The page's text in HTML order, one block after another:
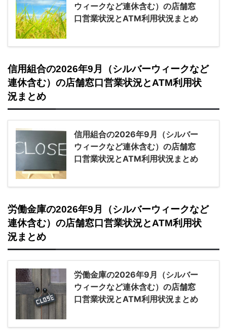
ウィークなど連休含む）の店舗窓
口営業状況とATM利用状況まとめ
信用組合の2026年9月（シルバーウィークなど
連休含む）の店舗窓口営業状況とATM利用状
況まとめ
信用組合の2026年9月（シルバー
ウィークなど連休含む）の店舗窓
口営業状況とATM利用状況まとめ
労働金庫の2026年9月（シルバーウィークなど
連休含む）の店舗窓口営業状況とATM利用状
況まとめ
労働金庫の2026年9月（シルバー
ウィークなど連休含む）の店舗窓
口営業状況とATM利用状況まとめ